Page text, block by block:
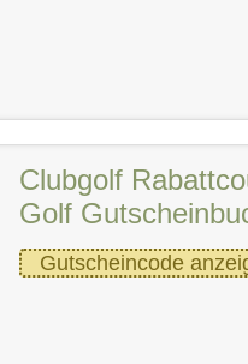
Clubgolf
Golf
Gutscheincode